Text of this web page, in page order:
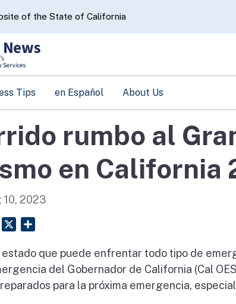
of the State of California
Tips en Español About Us
rumbo al
en California
10, 2023
PrintFriendly
estado que puede enfrentar todo tipo de
del Gobernador de California (Cal
para la próxima emergencia,